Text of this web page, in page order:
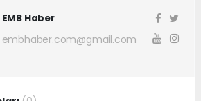
EMB Haber
embhaber.com@gmail.com